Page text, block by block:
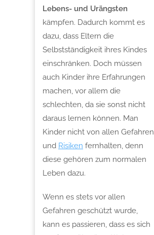
Lebens- und Urängsten
kämpfen. Dadurch kommt es
dazu, dass Eltern die
Selbstständigkeit ihres Kindes
einschränken. Doch müssen
auch Kinder ihre Erfahrungen
machen, vor allem die
schlechten, da sie sonst nicht
daraus lernen können. Man
Kinder nicht von allen Gefahren
und Risiken fernhalten, denn
diese gehören zum normalen
Leben dazu.
Wenn es stets vor allen
Gefahren geschützt wurde,
kann es passieren, dass es sich